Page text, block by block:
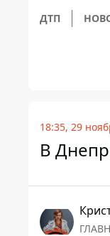
ДТП
18:35, 29
В